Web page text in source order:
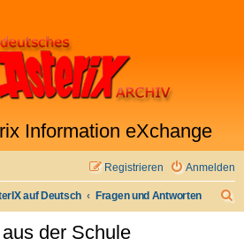
Information eXchange
Anmelden
Registrieren
auf Deutsch Fragen und Antworten
der Schule